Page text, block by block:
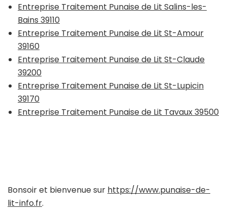
Entreprise Traitement Punaise de Lit Salins-les-
Bains 39110
Entreprise Traitement Punaise de Lit St-Amour
39160
Entreprise Traitement Punaise de Lit St-Claude
39200
Entreprise Traitement Punaise de Lit St-Lupicin
39170
Entreprise Traitement Punaise de Lit Tavaux 39500
Bonsoir et bienvenue sur https://www.punaise-de-
lit-info.fr.